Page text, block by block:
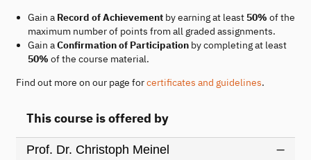
Gain a Record of Achievementby earning at least 50% of the
maximum number of points from all graded assignments.
Gain aConfirmation of Participationby completing at least
50% of the course material.
Find out more on our page forcertificates and guidelines.
This course is offered by
Prof. Dr. Christoph Meinel